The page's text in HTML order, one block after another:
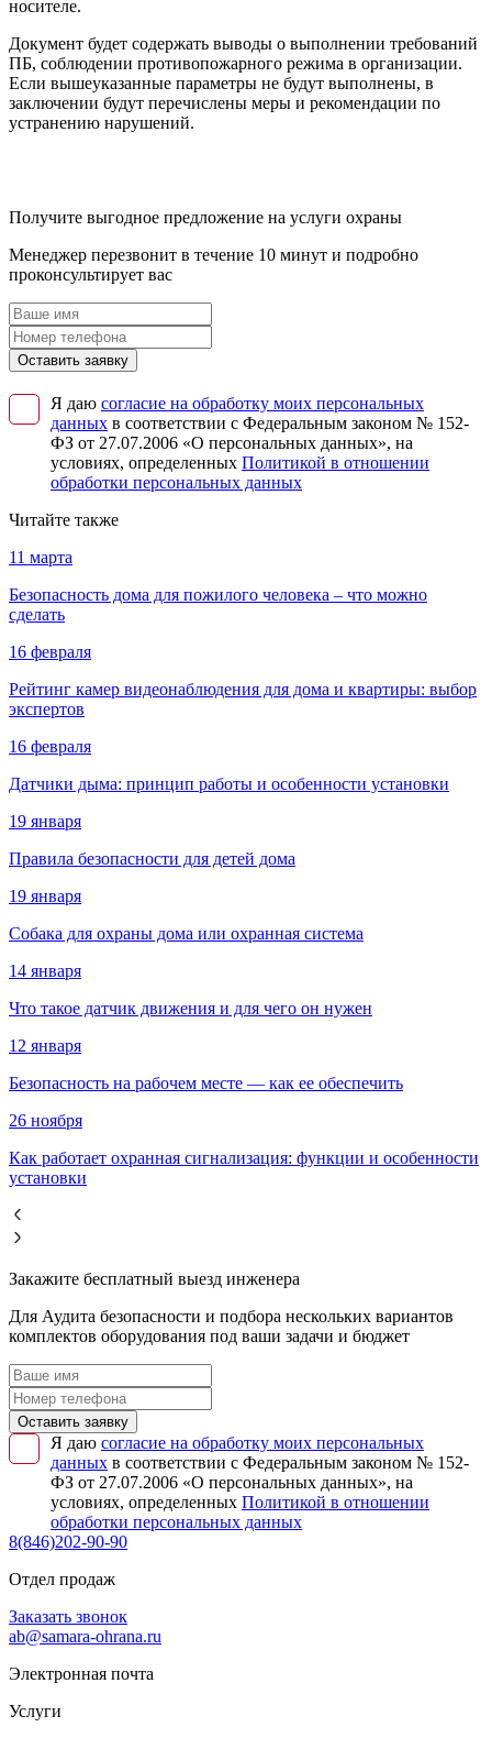
носителе.
Документ будет содержать выводы о выполнении требований
ПБ, соблюдении противопожарного режима в организации.
Если вышеуказанные параметры не будут выполнены, в
заключении будут перечислены меры и рекомендации по
устранению нарушений.
Получите выгодное предложение на услуги охраны
Менеджер перезвонит в течение 10 минут и подробно
проконсультирует вас
Оставить заявку
Я даю согласие на обработку моих персональных
данных в соответствии с Федеральным законом № 152-
ФЗ от 27.07.2006 «О персональных данных», на
условиях, определенных Политикой в отношении
обработки персональных данных
Читайте также
11 марта
Безопасность дома для пожилого человека – что можно
сделать
16 февраля
Рейтинг камер видеонаблюдения для дома и квартиры: выбор
экспертов
16 февраля
Датчики дыма: принцип работы и особенности установки
19 января
Правила безопасности для детей дома
19 января
Собака для охраны дома или охранная система
14 января
Что такое датчик движения и для чего он нужен
12 января
Безопасность на рабочем месте — как ее обеспечить
26 ноября
Как работает охранная сигнализация: функции и особенности
установки
Закажите бесплатный выезд инженера
Для Аудита безопасности и подбора нескольких вариантов
комплектов оборудования под ваши задачи и бюджет
Оставить заявку
Я даю согласие на обработку моих персональных
данных в соответствии с Федеральным законом № 152-
ФЗ от 27.07.2006 «О персональных данных», на
условиях, определенных Политикой в отношении
обработки персональных данных
8(846)202-90-90
Отдел продаж
Заказать звонок
ab@samara-ohrana.ru
Электронная почта
Услуги